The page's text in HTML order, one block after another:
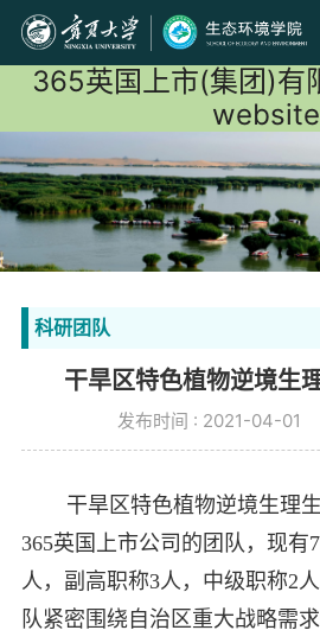
365英国上市(集团)有
website
科研团队
干旱区特色植物逆境生
发布时间 : 2021-04-01
干旱区特色植物逆境生理
365英国上市公司的团队，现有
人，副高职称3人，中级职称2
队紧密围绕自治区重大战略需